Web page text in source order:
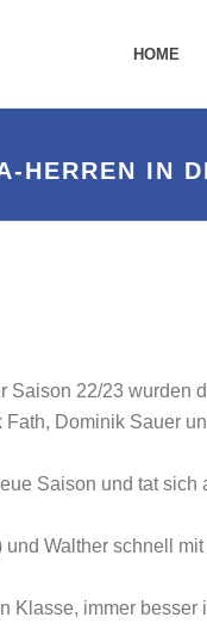
HOME
HERREN IN
22/23
Dominik Sauer
Saison und tat
Walther schnell
immer